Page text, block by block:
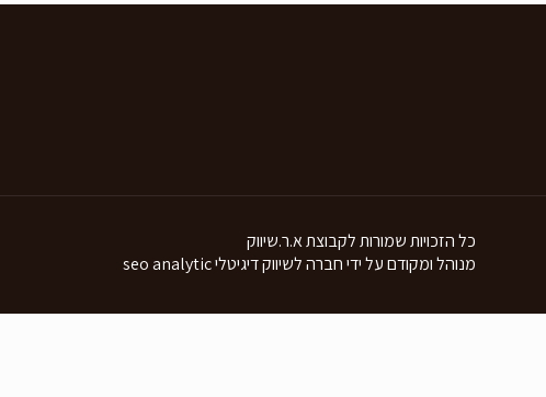
כל הזכויות שמורות לקבוצת א.ר.שיווק
מנוהל ומקודם על ידי חברה לשיווק דיגיטלי seo analytic